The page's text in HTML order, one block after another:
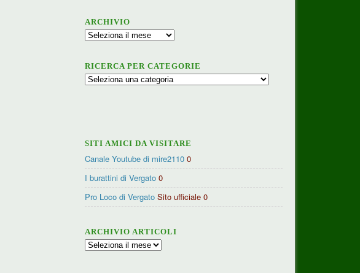
ARCHIVIO
Archivio
RICERCA PER CATEGORIE
Ricerca
SITI AMICI DA VISITARE
Canale Youtube di mire2110 0
I burattini di Vergato 0
Pro Loco di Vergato Sito ufficiale 0
ARCHIVIO ARTICOLI
Archivio